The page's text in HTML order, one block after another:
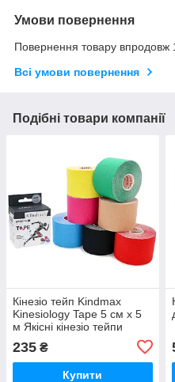
Умови повернення
Повернення товару впродовж
Всі умови повернення
Подібні товари компанії
Кінезіо тейп Kindmax
Kinesiology Tape 5 см х 5
м Якісні кінезіо тейпи
235 ₴
Купити